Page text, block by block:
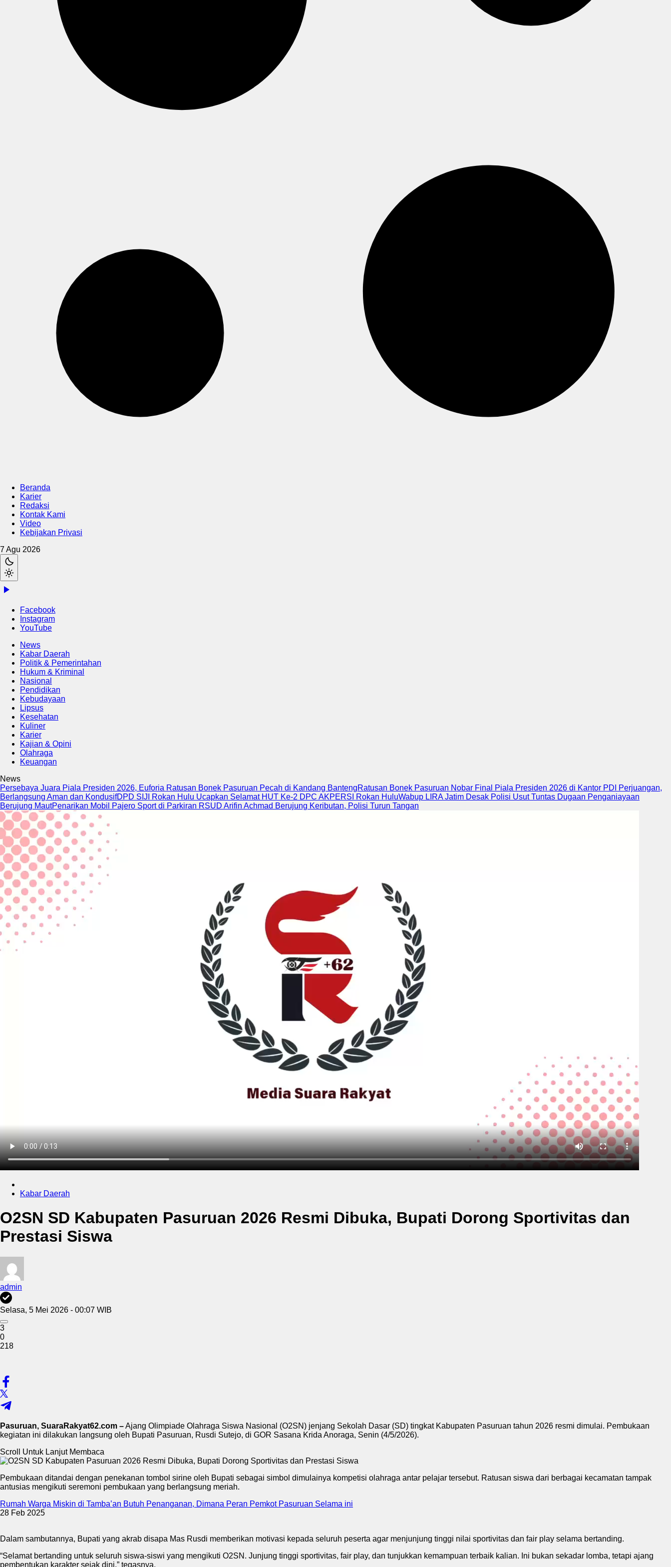
Beranda
Karier
Redaksi
Kontak Kami
Video
Kebijakan Privasi
7 Agu 2026
Facebook
Instagram
YouTube
News
Kabar Daerah
Politik & Pemerintahan
Hukum & Kriminal
Nasional
Pendidikan
Kebudayaan
Lipsus
Kesehatan
Kuliner
Karier
Kajian & Opini
Olahraga
Keuangan
News
Persebaya Juara Piala Presiden 2026, Euforia Ratusan Bonek Pasuruan Pecah di Kandang BantengRatusan Bonek Pasuruan Nobar Final Piala Presiden 2026 di Kantor PDI Perjuangan,
Berlangsung Aman dan KondusifDPD SIJI Rokan Hulu Ucapkan Selamat HUT Ke-2 DPC AKPERSI Rokan HuluWabup LIRA Jatim Desak Polisi Usut Tuntas Dugaan Penganiayaan
Berujung MautPenarikan Mobil Pajero Sport di Parkiran RSUD Arifin Achmad Berujung Keributan, Polisi Turun Tangan
Kabar Daerah
O2SN SD Kabupaten Pasuruan 2026 Resmi Dibuka, Bupati Dorong Sportivitas dan
Prestasi Siswa
admin
Selasa, 5 Mei 2026 - 00:07 WIB
3
0
218
Pasuruan, SuaraRakyat62.com –Ajang Olimpiade Olahraga Siswa Nasional (O2SN) jenjang Sekolah Dasar (SD) tingkat Kabupaten Pasuruan tahun 2026 resmi dimulai. Pembukaan
kegiatan ini dilakukan langsung oleh Bupati Pasuruan, Rusdi Sutejo, di GOR Sasana Krida Anoraga, Senin (4/5/2026).
Scroll Untuk Lanjut Membaca
Pembukaan ditandai dengan penekanan tombol sirine oleh Bupati sebagai simbol dimulainya kompetisi olahraga antar pelajar tersebut. Ratusan siswa dari berbagai kecamatan tampak
antusias mengikuti seremoni pembukaan yang berlangsung meriah.
Rumah Warga Miskin di Tamba’an Butuh Penanganan, Dimana Peran Pemkot Pasuruan Selama ini
28 Feb 2025
Dalam sambutannya, Bupati yang akrab disapa Mas Rusdi memberikan motivasi kepada seluruh peserta agar menjunjung tinggi nilai sportivitas dan fair play selama bertanding.
“Selamat bertanding untuk seluruh siswa-siswi yang mengikuti O2SN. Junjung tinggi sportivitas, fair play, dan tunjukkan kemampuan terbaik kalian. Ini bukan sekadar lomba, tetapi ajang
pembentukan karakter sejak dini,” tegasnya.